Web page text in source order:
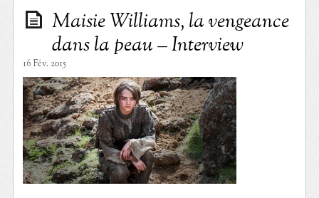
Maisie Williams, la vengeance
dans la peau – Interview
16 Fév. 2015